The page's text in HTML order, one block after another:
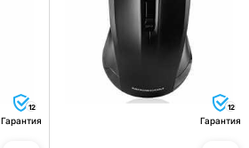
12
Гарантия
12
Гарантия